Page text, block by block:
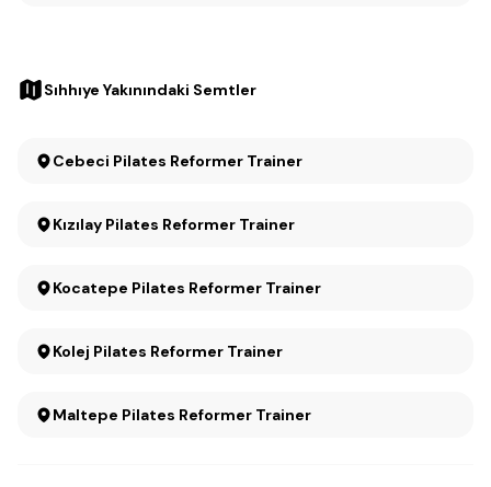
Sıhhıye Yakınındaki Semtler
Cebeci Pilates Reformer Trainer
Kızılay Pilates Reformer Trainer
Kocatepe Pilates Reformer Trainer
Kolej Pilates Reformer Trainer
Maltepe Pilates Reformer Trainer